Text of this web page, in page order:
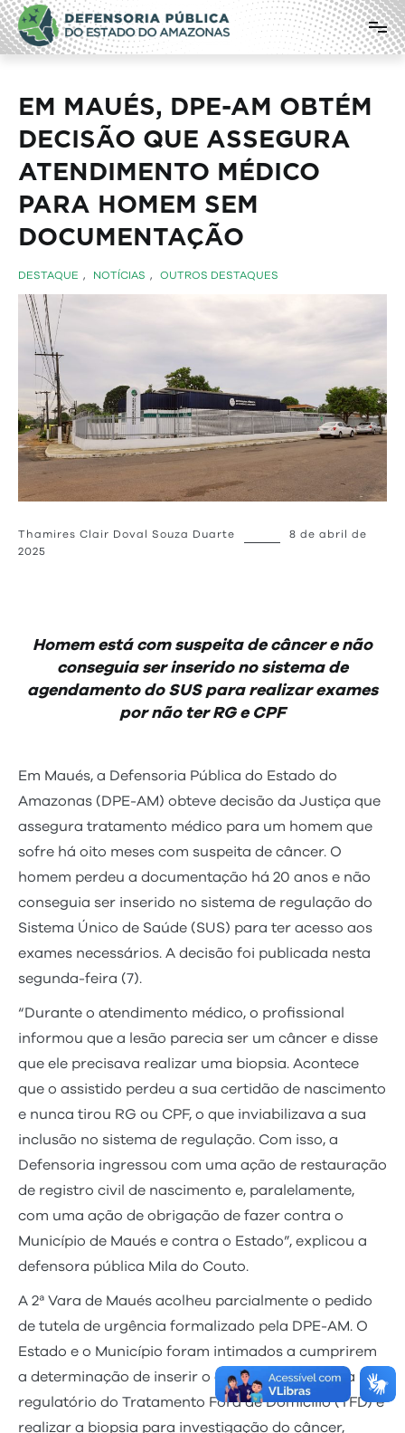
Pular
para
o
conteúdo
Defensoria Pública do Estado do
Amazonas
EM MAUÉS, DPE-AM OBTÉM
DECISÃO QUE ASSEGURA
ATENDIMENTO MÉDICO
PARA HOMEM SEM
DOCUMENTAÇÃO
DESTAQUE , NOTÍCIAS , OUTROS DESTAQUES
Thamires Clair Doval Souza Duarte
8 de abril de
2025
Homem está com suspeita de câncer e não
conseguia ser inserido no sistema de
agendamento do SUS para realizar exames
por não ter RG e CPF
Em Maués, a Defensoria Pública do Estado do
Amazonas (DPE-AM) obteve decisão da Justiça que
assegura tratamento médico para um homem que
sofre há oito meses com suspeita de câncer. O
homem perdeu a documentação há 20 anos e não
conseguia ser inserido no sistema de regulação do
Sistema Único de Saúde (SUS) para ter acesso aos
exames necessários. A decisão foi publicada nesta
segunda-feira (7).
“Durante o atendimento médico, o profissional
informou que a lesão parecia ser um câncer e disse
que ele precisava realizar uma biopsia. Acontece
que o assistido perdeu a sua certidão de nascimento
e nunca tirou RG ou CPF, o que inviabilizava a sua
inclusão no sistema de regulação. Com isso, a
Defensoria ingressou com uma ação de restauração
de registro civil de nascimento e, paralelamente,
com uma ação de obrigação de fazer contra o
Município de Maués e contra o Estado”, explicou a
defensora pública Mila do Couto.
A 2ª Vara de Maués acolheu parcialmente o pedido
de tutela de urgência formalizado pela DPE-AM. O
Estado e o Município foram intimados a cumprirem
a determinação de inserir o assistido no sistema
regulatório do Tratamento Fora de Domicílio (TFD) e
realizar a biopsia para investigação do câncer,